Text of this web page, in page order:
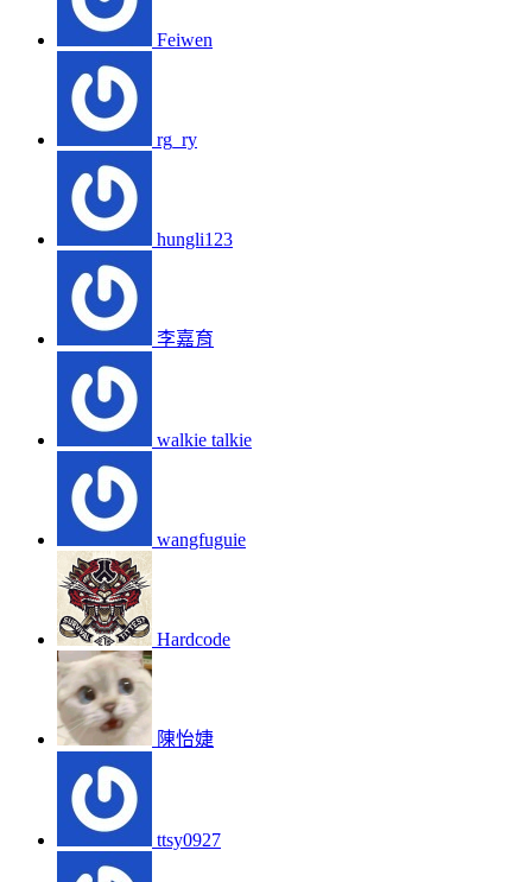
Feiwen
rg_ry
hungli123
李嘉育
walkie talkie
wangfuguie
Hardcode
陳怡婕
ttsy0927